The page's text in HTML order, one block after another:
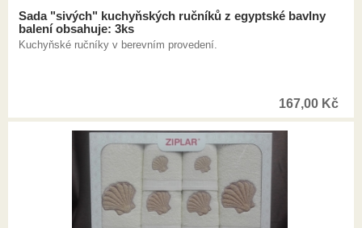
Sada "sivých" kuchyňských ručníků z egyptské bavlny
balení obsahuje: 3ks
Kuchyňské ručníky v berevním provedení.
167,00 Kč